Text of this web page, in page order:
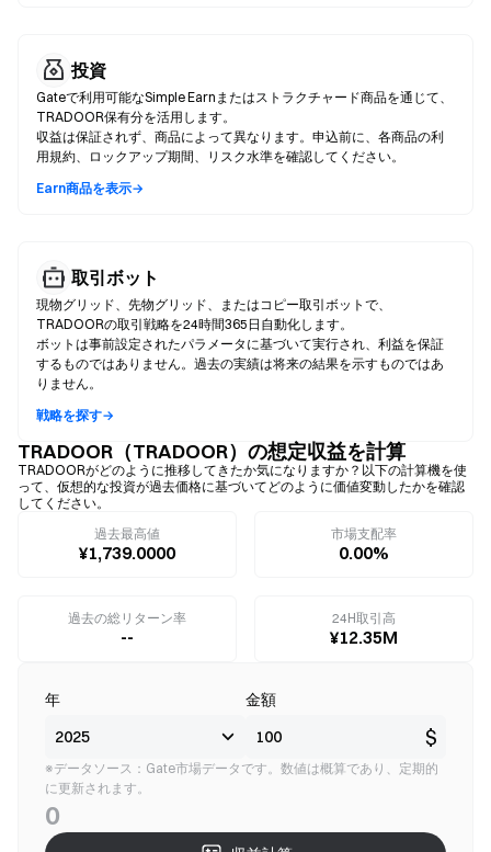
投資
Gateで利用可能なSimple Earnまたはストラクチャード商品を通じて、
TRADOOR保有分を活用します。
収益は保証されず、商品によって異なります。申込前に、各商品の利
用規約、ロックアップ期間、リスク水準を確認してください。
Earn商品を表示→
取引ボット
現物グリッド、先物グリッド、またはコピー取引ボットで、
TRADOORの取引戦略を24時間365日自動化します。
ボットは事前設定されたパラメータに基づいて実行され、利益を保証
するものではありません。過去の実績は将来の結果を示すものではあ
りません。
戦略を探す→
TRADOOR（TRADOOR）の想定収益を計算
TRADOORがどのように推移してきたか気になりますか？以下の計算機を使
って、仮想的な投資が過去価格に基づいてどのように価値変動したかを確認
してください。
過去最高値
¥1,739.0000
市場支配率
0.00%
過去の総リターン率
--
24H取引高
¥12.35M
年 金額
$
※データソース：Gate市場データです。数値は概算であり、定期的
に更新されます。
0